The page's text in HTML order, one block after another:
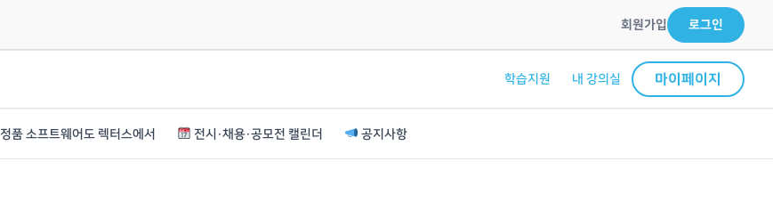
회원가입 로그인
학습지원 내 강의실 마이페이지
정품 소프트웨어도 렉터스에서 전시·채용·공모전 캘린더 공지사항